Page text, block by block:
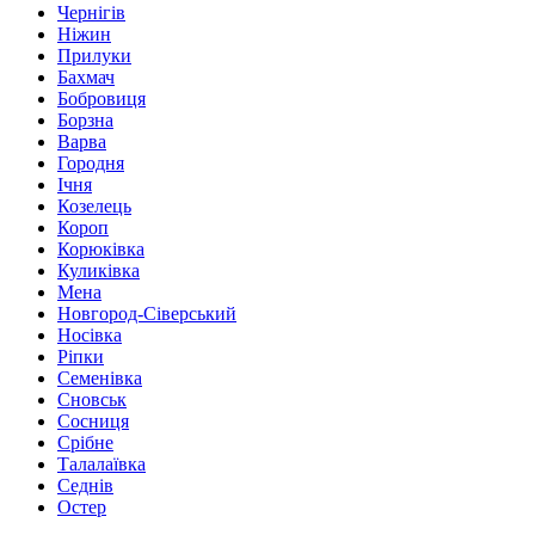
Чернігів
Ніжин
Прилуки
Бахмач
Бобровиця
Борзна
Варва
Городня
Ічня
Козелець
Короп
Корюківка
Куликівка
Мена
Новгород-Сіверський
Носівка
Ріпки
Семенівка
Сновськ
Сосниця
Срібне
Талалаївка
Седнів
Остер